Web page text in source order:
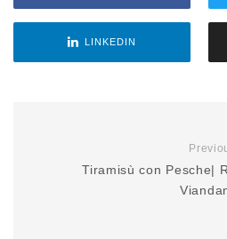
o
LINKEDIN
Tiramisù con Pesche|